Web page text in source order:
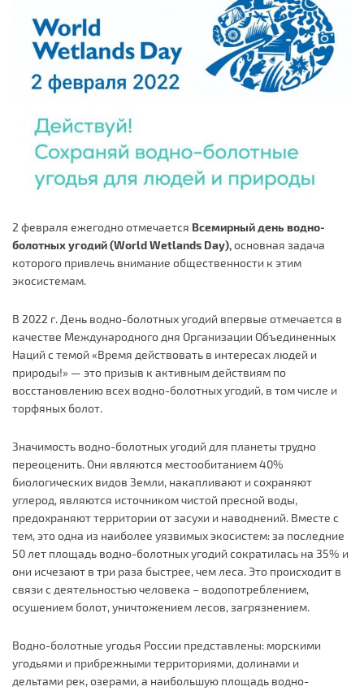
2 февраля ежегодно отмечается Всемирный день водно-
болотных угодий (World Wetlands Day),основная задача
которого привлечь внимание общественности к этим
экосистемам.
В 2022 г. День водно-болотных угодий впервые отмечается в
качестве Международного дня Организации Объединенных
Наций с темой «Время действовать в интересах людей и
природы!» — это призыв к активным действиям по
восстановлению всех водно-болотных угодий, в том числе и
торфяных болот.
Значимость водно-болотных угодий для планеты трудно
переоценить. Они являются местообитанием 40%
биологических видов Земли, накапливают и сохраняют
углерод, являются источником чистой пресной воды,
предохраняют территории от засухи и наводнений. Вместе с
тем, это одна из наиболее уязвимых экосистем: за последние
50 лет площадь водно-болотных угодий сократилась на 35% и
они исчезают в три раза быстрее, чем леса. Это происходит в
связи с деятельностью человека – водопотреблением,
осушением болот, уничтожением лесов, загрязнением.
Водно-болотные угодья России представлены: морскими
угодьями и прибрежными территориями, долинами и
дельтами рек, озерами, а наибольшую площадь водно-